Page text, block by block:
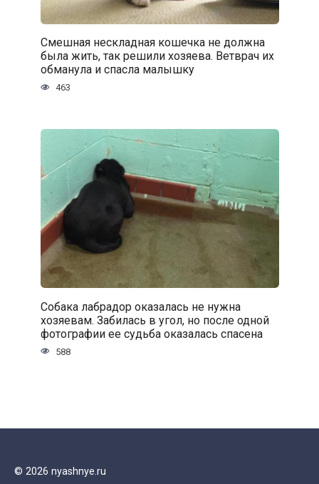
Смешная нескладная кошечка не должна
была жить, так решили хозяева. Ветврач их
обманула и спасла малышку
463
Собака лабрадор оказалась не нужна
хозяевам. Забилась в угол, но после одной
фотографии ее судьба оказалась спасена
588
© 2026 nyashnye.ru